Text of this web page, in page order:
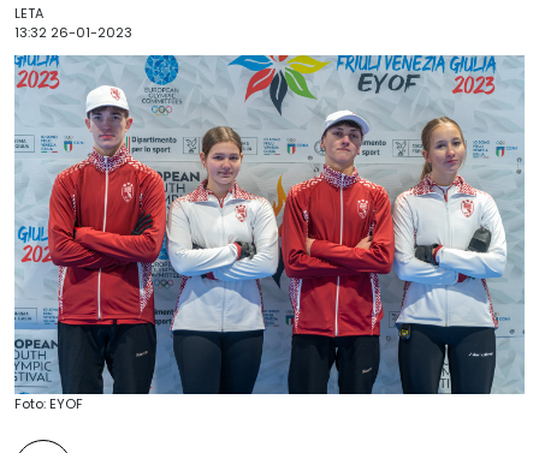
LETA
13:32 26-01-2023
Foto: EYOF